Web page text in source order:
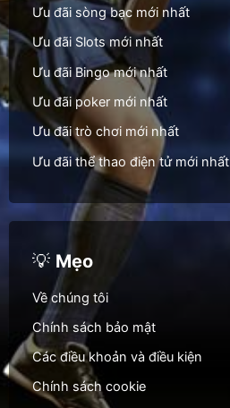
Ưu đãi sòng bạc mới nhất
Ưu đãi Slots mới nhất
Ưu đãi Bingo mới nhất
Ưu đãi poker mới nhất
Ưu đãi trò chơi mới nhất
Ưu đãi thể thao điện tử mới nhất
💡 Mẹo
Về chúng tôi
Chính sách bảo mật
Các điều khoản và điều kiện
Chính sách cookie